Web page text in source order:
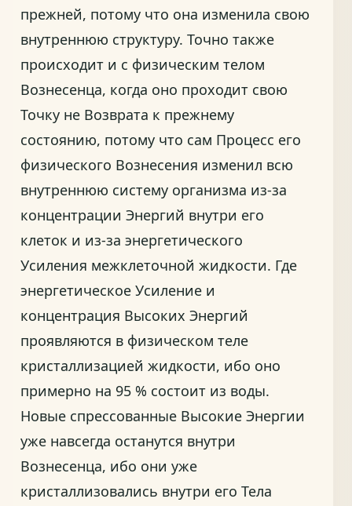
прежней, потому что она изменила свою
внутреннюю структуру. Точно также
происходит и с физическим телом
Вознесенца, когда оно проходит свою
Точку не Возврата к прежнему
состоянию, потому что сам Процесс его
физического Вознесения изменил всю
внутреннюю систему организма из-за
концентрации Энергий внутри его
клеток и из-за энергетического
Усиления межклеточной жидкости. Где
энергетическое Усиление и
концентрация Высоких Энергий
проявляются в физическом теле
кристаллизацией жидкости, ибо оно
примерно на 95 % состоит из воды.
Новые спрессованные Высокие Энергии
уже навсегда останутся внутри
Вознесенца, ибо они уже
кристаллизовались внутри его Тела